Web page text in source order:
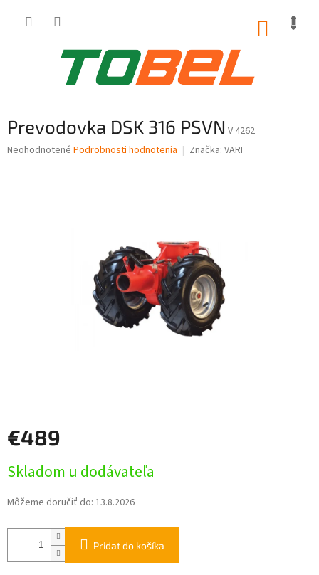
Prevodovka DSK 316 PSVN V 4262
Priemerné
Neohodnotené Podrobnosti hodnotenia Značka: VARI
€489
cena:
Skladom u dodávateľa
Môžeme doručiť do: 13.8.2026
Pridať do košíka